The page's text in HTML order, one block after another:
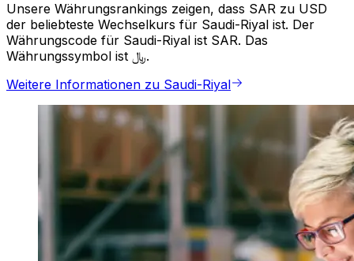
Unsere Währungsrankings zeigen, dass SAR zu USD
der beliebteste Wechselkurs für Saudi-Riyal ist. Der
Währungscode für Saudi-Riyal ist SAR. Das
Währungssymbol ist ﷼.
Weitere Informationen zu Saudi-Riyal